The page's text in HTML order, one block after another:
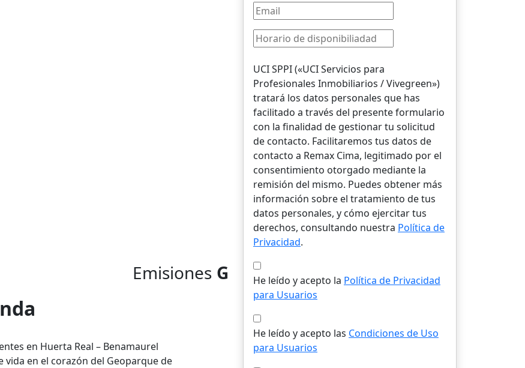
Emisiones G
en Huerta Real – Benamaurel
en el corazón del Geoparque de
UCI SPPI («UCI Servicios para
Profesionales Inmobiliarios / Vivegreen»)
tratará los datos personales que has
facilitado a través del presente formulario
con la finalidad de gestionar tu solicitud
de contacto. Facilitaremos tus datos de
contacto a Remax Cima, legitimado por el
consentimiento otorgado mediante la
remisión del mismo. Puedes obtener más
información sobre el tratamiento de tus
datos personales, y cómo ejercitar tus
derechos, consultando nuestra Política de
Privacidad.
He leído y acepto la Política de Privacidad
para Usuarios
He leído y acepto las Condiciones de Uso
para Usuarios